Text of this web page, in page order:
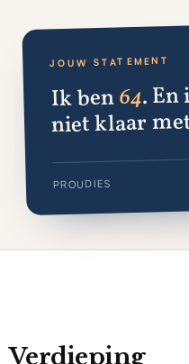
JOUW STATEMENT
Ik ben64. En
niet klaar
PROUDIES
Verdieping